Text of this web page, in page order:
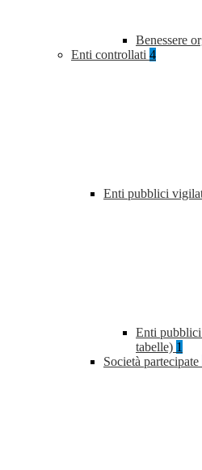
Benessere
Enti controllati 4
Enti pubblici
Enti
tabelle) 1
Società partecipate